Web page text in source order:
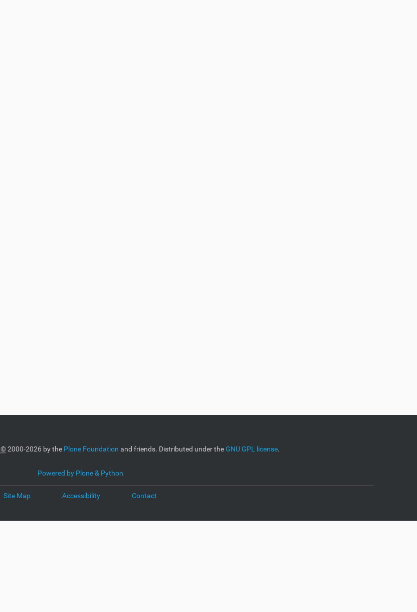
©2000-2026 by the Plone Foundation and friends. Distributed under theGNU GPL license.
Powered by Plone & Python
Site Map Accessibility Contact